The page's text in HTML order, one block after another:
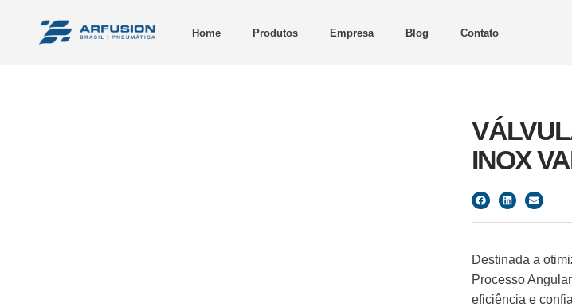
Home Produtos Empresa Blog Contato
INOX
Destinada a
Processo
eficiência e